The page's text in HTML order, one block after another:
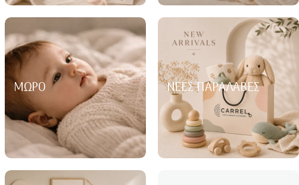
ΜΩΡΌ ΝΈΕΣ ΠΑΡΑΛΑΒΈΣ